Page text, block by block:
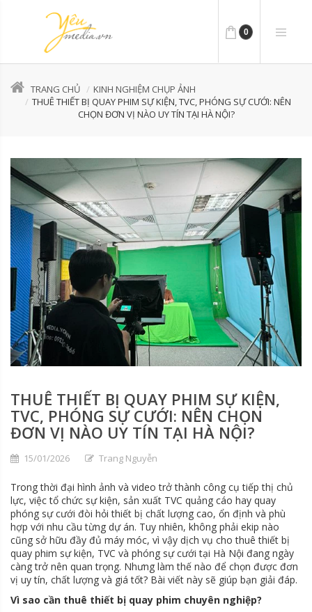
0
TRANG CHỦ
KINH NGHIỆM CHỤP ẢNH
THUÊ THIẾT BỊ QUAY PHIM SỰ KIỆN, TVC, PHÓNG SỰ CƯỚI: NÊN
CHỌN ĐƠN VỊ NÀO UY TÍN TẠI HÀ NỘI?
THUÊ THIẾT BỊ QUAY PHIM SỰ KIỆN,
TVC, PHÓNG SỰ CƯỚI: NÊN CHỌN
ĐƠN VỊ NÀO UY TÍN TẠI HÀ NỘI?
15/01/2026 Trang Nguyễn
Trong thời đại hình ảnh và video trở thành công cụ tiếp thị chủ
lực, việc tổ chức sự kiện, sản xuất TVC quảng cáo hay quay
phóng sự cưới đòi hỏi thiết bị chất lượng cao, ổn định và phù
hợp với nhu cầu từng dự án. Tuy nhiên, không phải ekip nào
cũng sở hữu đầy đủ máy móc, vì vậy dịch vụ cho thuê thiết bị
quay phim sự kiện, TVC và phóng sự cưới tại Hà Nội đang ngày
càng trở nên quan trọng. Nhưng làm thế nào để chọn được đơn
vị uy tín, chất lượng và giá tốt? Bài viết này sẽ giúp bạn giải đáp.
Vì sao cần thuê thiết bị quay phim chuyên nghiệp?